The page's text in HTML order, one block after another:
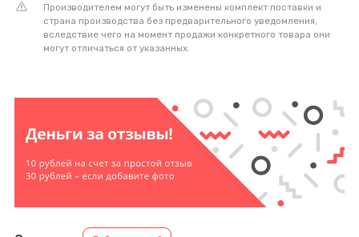
Производителем могут быть изменены комплект поставки и
страна производства без предварительного уведомления,
вследствие чего на момент продажи конкретного товара они
могут отличаться от указанных.